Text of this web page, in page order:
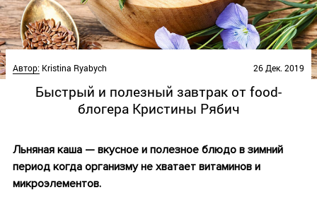
Автор:Kristina Ryabych 26 Дек. 2019
Быстрый и полезный завтрак от food-
блогера Кристины Рябич
Льняная каша — вкусное и полезное блюдо в зимний
период когда организму не хватает витаминов и
микроэлементов.